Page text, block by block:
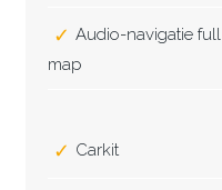
Audio-navigatie full
map
Carkit